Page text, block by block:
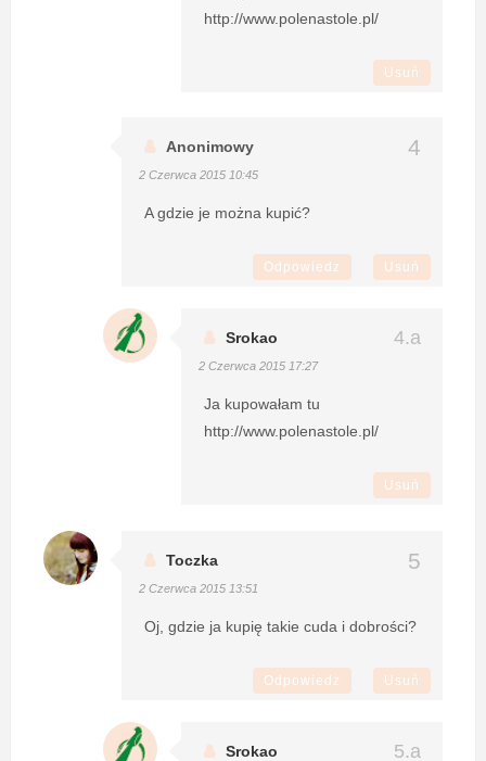
http://www.polenastole.pl/
Usuń
Anonimowy
2 Czerwca 2015 10:45
A gdzie je można kupić?
Odpowiedz Usuń
Srokao
2 Czerwca 2015 17:27
Ja kupowałam tu
http://www.polenastole.pl/
Usuń
Toczka
2 Czerwca 2015 13:51
Oj, gdzie ja kupię takie cuda i dobrości?
Odpowiedz Usuń
Srokao